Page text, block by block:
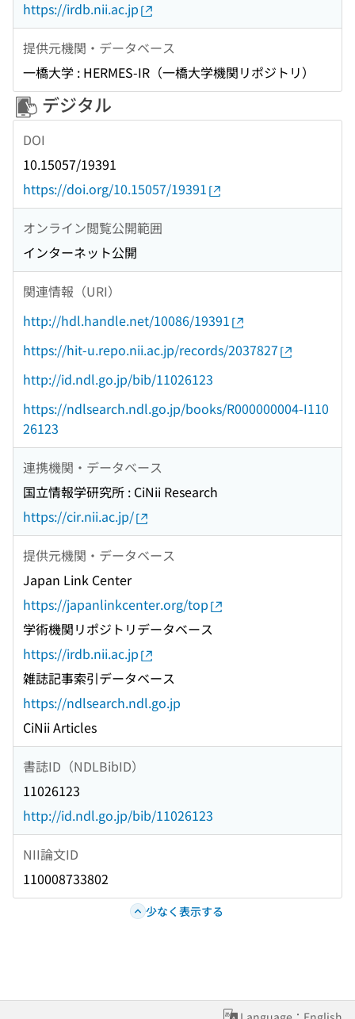
https://irdb.nii.ac.jp
提供元機関・データベース
一橋大学 : HERMES-IR（一橋大学機関リポジトリ）
デジタル
DOI
10.15057/19391
https://doi.org/10.15057/19391
オンライン閲覧公開範囲
インターネット公開
関連情報（URI）
http://hdl.handle.net/10086/19391
https://hit-u.repo.nii.ac.jp/records/2037827
http://id.ndl.go.jp/bib/11026123
https://ndlsearch.ndl.go.jp/books/R000000004-I110
26123
連携機関・データベース
国立情報学研究所 : CiNii Research
https://cir.nii.ac.jp/
提供元機関・データベース
Japan Link Center
https://japanlinkcenter.org/top
学術機関リポジトリデータベース
https://irdb.nii.ac.jp
雑誌記事索引データベース
https://ndlsearch.ndl.go.jp
CiNii Articles
書誌ID（NDLBibID）
11026123
http://id.ndl.go.jp/bib/11026123
NII論文ID
110008733802
少なく表示する